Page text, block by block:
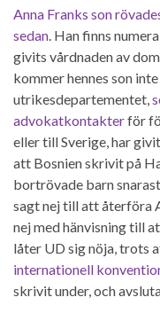
Anna Franks son
sedan. Han finns
givits vårdnaden av
kommer hennes son
utrikesdepartementet,
advokatkontakterför
eller till Sverige, har
att Bosnien skrivit på
bortrövade barn
sagt nej till att återföra
nej med hänvisning till
låter UD sig nöja, trots
internationell
skrivit under, och